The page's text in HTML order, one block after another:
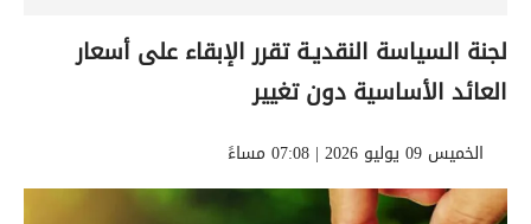
لجنة السياسة النقديـة تقرر الإبقاء على أسعار
العائد الأساسية دون تغيير
الخميس 09 يوليو 2026 | 07:08 مساءً